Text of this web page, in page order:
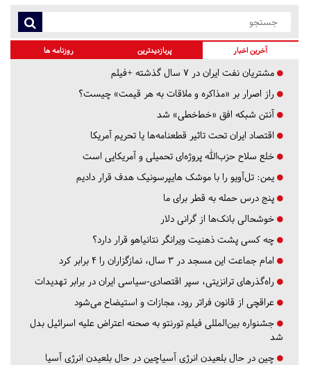
آخرین اخبار پربازدیدترین روزنامه ها
مشتریان نفت ایران در ۷ سال گذشته +فیلم
راز اصرار بر «مذاکره و ملاقات به هر قیمت» چیست؟
آنتن شبکه افق «خط‌خطی» شد
اقتصاد ایران تحت تاثیر قطعنامه‌ها یا تحریم‌ آمریکا
خلع سلاح حزب‌الله پروژه‌ای تحمیلی و آمریکایی است
یمن: تل‌آویو را با موشک هایپرسونیک هدف قرار دادیم
پنج درس‌ حمله به قطر برای ما
خوشحالی بانک‌ها از گرانی دلار
چه کسی پشت ذهنیت ویرانگر نتانیاهو قرار دارد؟
امام جماعت این مسجد در ۳ سال، نمازگزاران را ۴ برابر کرد
راه‌گذرهای ترانزیتی، سپر اقتصادی-سیاسی ایران در برابر تهدیدات
عراقچی از قانون فراتر رود، مجازات و استیضاح می‌شود
جشنواره بین‌المللی فیلم تورنتو به صحنه اعتراض علیه اسرائیل بدل
شد
چین در حال بلعیدن انرژی آسیاچین در حال بلعیدن انرژی آسیا